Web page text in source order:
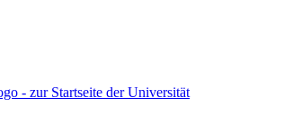
- zur Startseite der Universität